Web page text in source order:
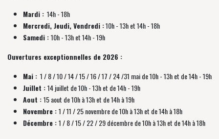
Mardi : 14h - 18h
Mercredi, Jeudi, Vendredi :10h - 13h et 14h - 18h
Samedi :10h - 13h et 14h - 19h
Ouvertures exceptionnelles de 2026 :
Mai : 1 / 8 / 10 / 14 / 15 / 16 / 17 / 24 /31 mai de 10h - 13h et de 14h - 19h
Juillet :14 juillet de 10h - 13h et de 14h - 19h
Aout :15 aout de 10h à 13h et de 14h à 19h
Novembre :1 / 11 / 25 novembre de10h à 13h et de 14h à 18h
Décembre :1 / 8 / 15 / 22 / 29 décembrede10h à 13h et de 14h à 18h